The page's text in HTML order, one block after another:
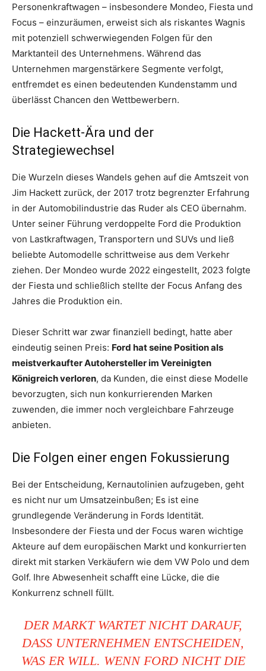
Personenkraftwagen – insbesondere Mondeo, Fiesta und
Focus – einzuräumen, erweist sich als riskantes Wagnis
mit potenziell schwerwiegenden Folgen für den
Marktanteil des Unternehmens. Während das
Unternehmen margenstärkere Segmente verfolgt,
entfremdet es einen bedeutenden Kundenstamm und
überlässt Chancen den Wettbewerbern.
Die Hackett-Ära und der
Strategiewechsel
Die Wurzeln dieses Wandels gehen auf die Amtszeit von
Jim Hackett zurück, der 2017 trotz begrenzter Erfahrung
in der Automobilindustrie das Ruder als CEO übernahm.
Unter seiner Führung verdoppelte Ford die Produktion
von Lastkraftwagen, Transportern und SUVs und ließ
beliebte Automodelle schrittweise aus dem Verkehr
ziehen. Der Mondeo wurde 2022 eingestellt, 2023 folgte
der Fiesta und schließlich stellte der Focus Anfang des
Jahres die Produktion ein.
Dieser Schritt war zwar finanziell bedingt, hatte aber
eindeutig seinen Preis: Ford hat seine Position als
meistverkaufter Autohersteller im Vereinigten
Königreich verloren, da Kunden, die einst diese Modelle
bevorzugten, sich nun konkurrierenden Marken
zuwenden, die immer noch vergleichbare Fahrzeuge
anbieten.
Die Folgen einer engen Fokussierung
Bei der Entscheidung, Kernautolinien aufzugeben, geht
es nicht nur um Umsatzeinbußen; Es ist eine
grundlegende Veränderung in Fords Identität.
Insbesondere der Fiesta und der Focus waren wichtige
Akteure auf dem europäischen Markt und konkurrierten
direkt mit starken Verkäufern wie dem VW Polo und dem
Golf. Ihre Abwesenheit schafft eine Lücke, die die
Konkurrenz schnell füllt.
DER MARKT WARTET NICHT DARAUF,
DASS UNTERNEHMEN ENTSCHEIDEN,
WAS ER WILL. WENN FORD NICHT DIE